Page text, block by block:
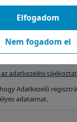
Feliratkozás
adatkezelési
Adatkezelő
adataimat.
Nem fogadom el
Elfogadom